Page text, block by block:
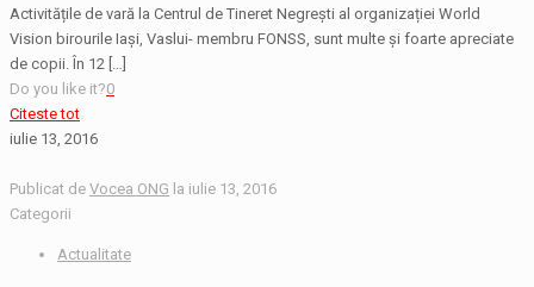
Activitățile de vară la Centrul de Tineret Negrești al organizației World
Vision birourile Iași, Vaslui- membru FONSS, sunt multe și foarte apreciate
de copii. În 12
Do you like it?0
Citeste tot
iulie 13, 2016
Publicat de Vocea ONG la iulie 13, 2016
Categorii
Actualitate